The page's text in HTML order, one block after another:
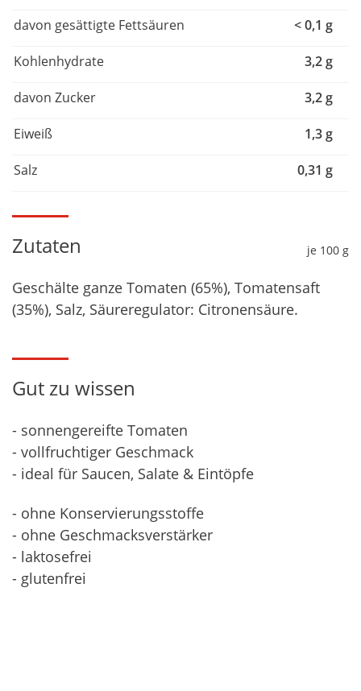
davon gesättigte Fettsäuren < 0,1 g
Kohlenhydrate 3,2 g
davon Zucker 3,2 g
Eiweiß 1,3 g
Salz 0,31 g
Zutaten je 100 g
Geschälte ganze Tomaten (65%), Tomatensaft
(35%), Salz, Säureregulator: Citronensäure.
Gut zu wissen
- sonnengereifte Tomaten
- vollfruchtiger Geschmack
- ideal für Saucen, Salate & Eintöpfe
- ohne Konservierungsstoffe
- ohne Geschmacksverstärker
- laktosefrei
- glutenfrei